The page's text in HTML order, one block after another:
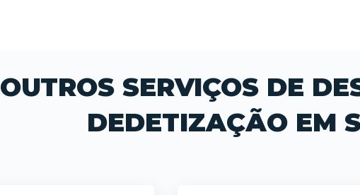
OUTROS SERVIÇOS DE
DEDETIZAÇÃO EM